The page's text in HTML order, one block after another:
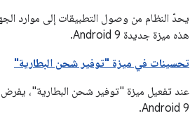
يحدّ النظام من وصول التطبيقات إلى موارد
هذه ميزة جديدة Android 9.
تحسينات في ميزة "توفير شحن البطارية"
عند تفعيل ميزة "توفير شحن البطارية"،
Android 9.